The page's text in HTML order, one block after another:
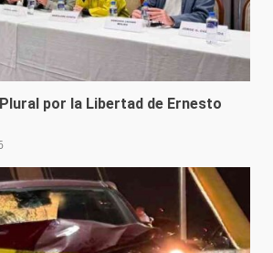
por la Libertad de Ernesto